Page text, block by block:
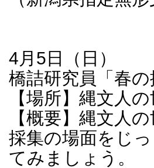
4月5日（日）
橋詰研究員「春
【場所】縄文人
【概要】縄文人
採集の場面をじ
てみましょう。